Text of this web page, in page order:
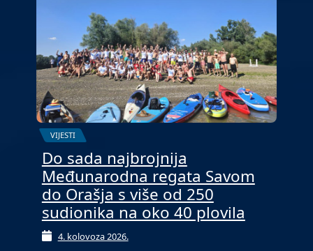
VIJESTI
Do sada najbrojnija
Međunarodna regata Savom
do Orašja s više od 250
sudionika na oko 40 plovila
4. kolovoza 2026.